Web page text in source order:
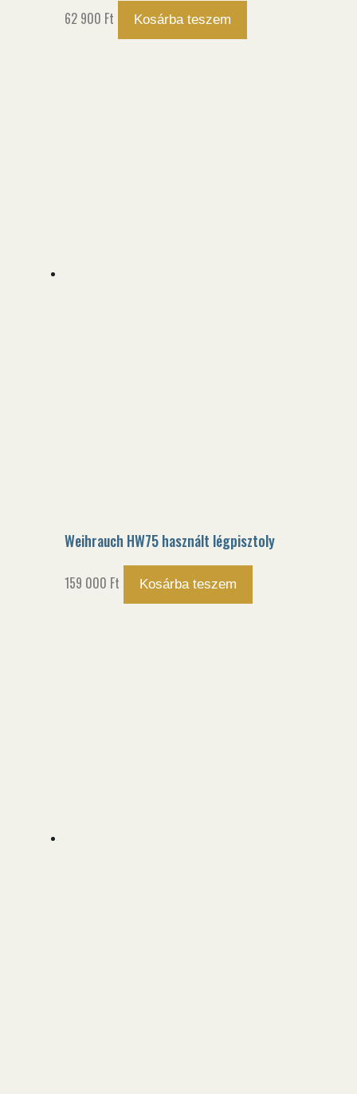
62 900 Ft Kosárba teszem
Weihrauch HW75 használt légpisztoly
159 000 Ft Kosárba teszem